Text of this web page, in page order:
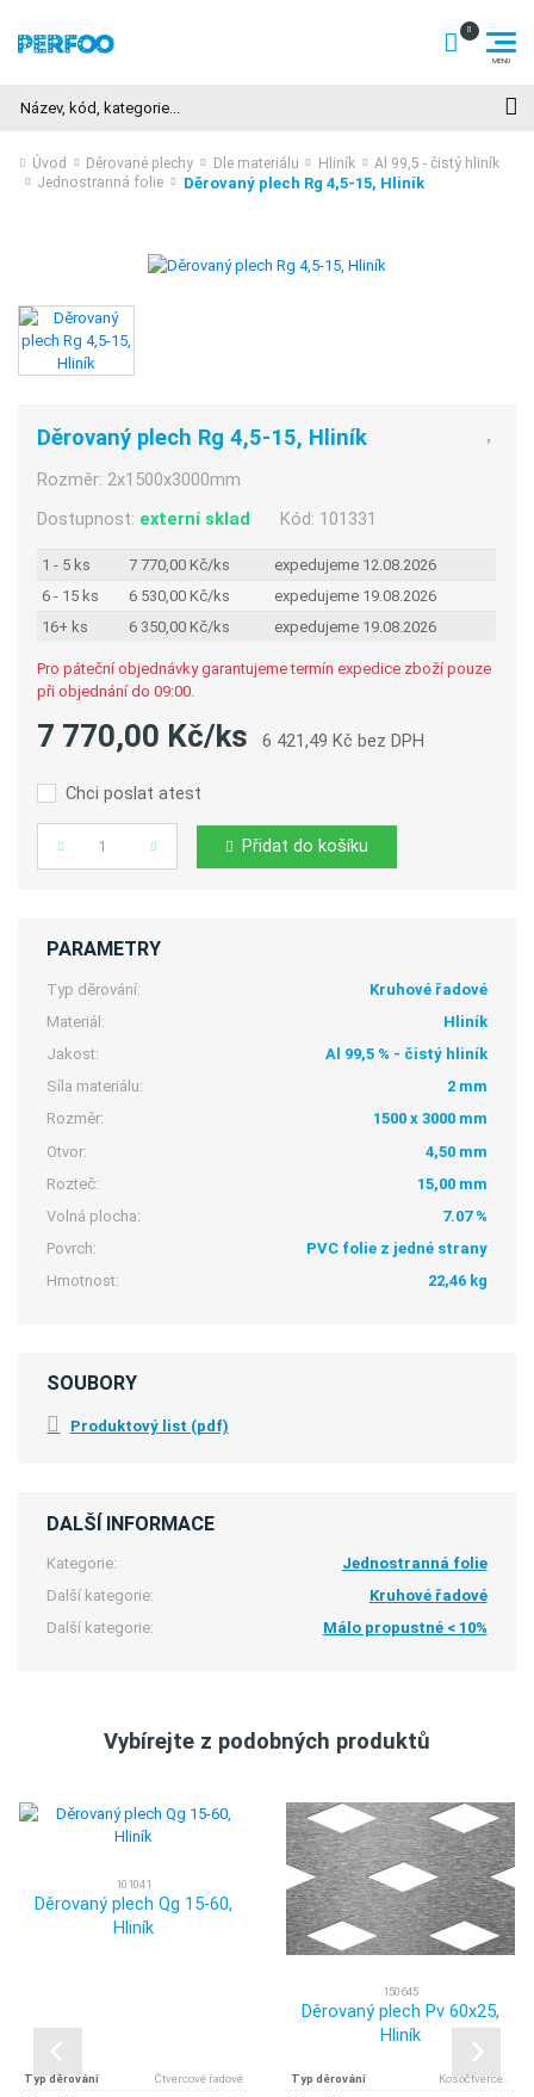
Úvod Děrované plechy Dle materiálu Hliník
Al 99,5 - čistý hliník
Jednostranná folie
Děrovaný plech Rg 4,5-15, Hliník
Děrovaný plech Rg 4,5-15, Hliník
Rozměr: 2x1500x3000mm
Dostupnost: externí sklad Kód: 101331
1 - 5 ks 7 770,00 Kč/ks
expedujeme 12.08.2026
6 - 15 ks
6 530,00 Kč/ks
expedujeme 19.08.2026
16+ ks
6 350,00 Kč/ks expedujeme 19.08.2026
Pro páteční objednávky garantujeme termín expedice zboží pouze
při objednání do 09:00.
7 770,00 Kč/ks 6 421,49 Kč bez DPH
Chci poslat atest
Počet Přidat do košíku
PARAMETRY
Typ děrování:
Kruhové řadové
Materiál:
Hliník
Jakost:
Al 99,5 % - čistý hliník
Síla materiálu:
2 mm
Rozměr:
1500 x 3000 mm
Otvor:
4,50 mm
Rozteč:
15,00 mm
Volná plocha:
7.07 %
Povrch:
PVC folie z jedné strany
Hmotnost:
22,46 kg
SOUBORY
Produktový list (pdf)
DALŠÍ INFORMACE
Kategorie:
Jednostranná folie
Další kategorie:
Kruhové řadové
Další kategorie:
Málo propustné < 10%
Vybírejte z podobných produktů
101041
Děrovaný plech Qg 15-60,
Hliník
Typ děrování
Čtvercové řadové
150645
Děrovaný plech Pv 60x25,
Hliník
Typ děrování
Kosočtverce..